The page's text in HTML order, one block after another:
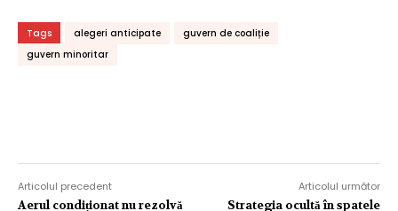
Tags alegeri anticipate
guvern de coaliție
guvern minoritar
Articolul precedent
Aerul condiționat nu rezolvă
Articolul următor
Strategia ocultă în spatele